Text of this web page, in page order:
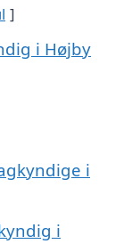
i Højby
i
i